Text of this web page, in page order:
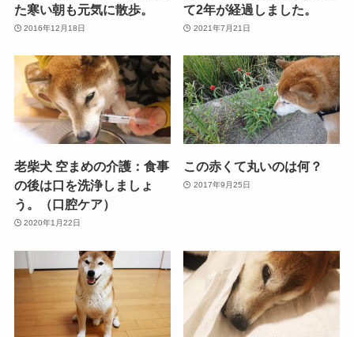
た寒い朝も元気に散歩。
2016年12月18日
て2年が経過しました。
2021年7月21日
老柴犬 空まめの介護：食事
の後は口を洗浄しましょ
う。（口腔ケア）
2020年1月22日
この赤くて丸いのは何？
2017年9月25日